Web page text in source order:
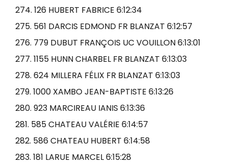
274. 126 HUBERT FABRICE 6:12:34
275. 561 DARCIS EDMOND FR BLANZAT 6:12:57
276. 779 DUBUT FRANÇOIS UC VOUILLON 6:13:01
277. 1155 HUNN CHARBEL FR BLANZAT 6:13:03
278. 624 MILLERA FÉLIX FR BLANZAT 6:13:03
279. 1000 XAMBO JEAN-BAPTISTE 6:13:26
280. 923 MARCIREAU IANIS 6:13:36
281. 585 CHATEAU VALÉRIE 6:14:57
282. 586 CHATEAU HUBERT 6:14:58
283. 181 LARUE MARCEL 6:15:28